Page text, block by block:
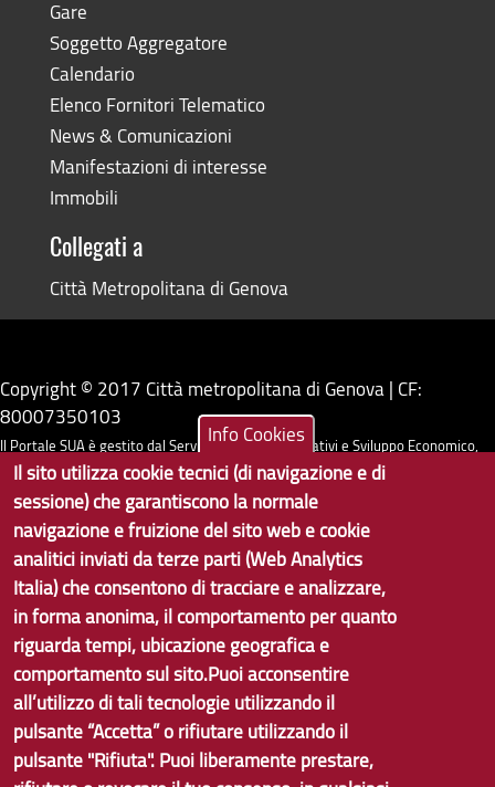
Gare
Soggetto Aggregatore
Calendario
Elenco Fornitori Telematico
News & Comunicazioni
Manifestazioni di interesse
Immobili
Collegati a
Città Metropolitana di Genova
Copyright © 2017 Città metropolitana di Genova | CF:
80007350103
Il Portale SUA è gestito dal Servizio Sistemi Informativi e Sviluppo Economico,
GenovaMetropoli
Tecnologie e Accessibilità
Contatti per il sito Web
Info Cookies
Il sito utilizza cookie tecnici (di navigazione e di
sessione) che garantiscono la normale
navigazione e fruizione del sito web e cookie
analitici inviati da terze parti (Web Analytics
Italia) che consentono di tracciare e analizzare,
in forma anonima, il comportamento per quanto
riguarda tempi, ubicazione geografica e
comportamento sul sito.Puoi acconsentire
all’utilizzo di tali tecnologie utilizzando il
pulsante “Accetta” o rifiutare utilizzando il
pulsante "Rifiuta". Puoi liberamente prestare,